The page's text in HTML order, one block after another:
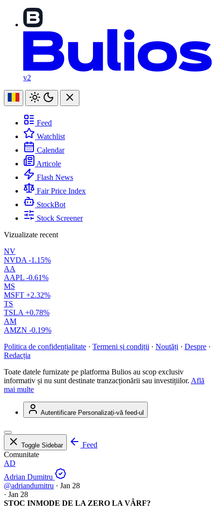
v2
Feed
Watchlist
Calendar
Articole
Flash News
Fair Price Index
StockBot
Stock Screener
Vizualizate recent
NV
NVDA -1.15%
AA
AAPL -0.61%
MS
MSFT +2.32%
TS
TSLA +0.78%
AM
AMZN -0.19%
Politica de confidențialitate · Termeni și condiții · Noutăți · Despre ·
Redacția
Toate datele furnizate pe platforma Bulios au scop exclusiv
informativ și nu sunt destinate tranzacționării sau investițiilor. Află
mai multe
Autentificare Personalizați-vă feed-ul
Toggle Sidebar
Feed
Comunitate
AD
Adrian Dumitru
@adriandumitru · Jan 28
· Jan 28
STOC INMODE DE LA ZERO LA VÂRF?